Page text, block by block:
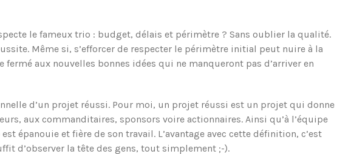
le fameux trio : budget, délais et périmètre ? Sans oublier la qualité.
Même si, s’efforcer de respecter le périmètre initial peut nuire à la
fermé aux nouvelles bonnes idées qui ne manqueront pas d’arriver en
d’un projet réussi. Pour moi, un projet réussi est un projet qui donne
aux commanditaires, sponsors voire actionnaires. Ainsi qu’à l’équipe
épanouie et fière de son travail. L’avantage avec cette définition, c’est
d’observer la tête des gens, tout simplement ;-).